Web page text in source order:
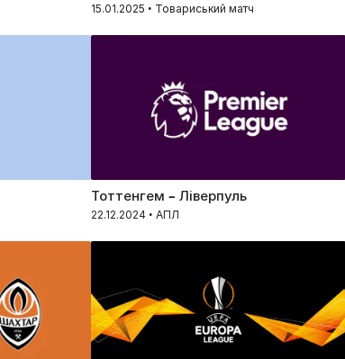
15.01.2025 • Товариський матч
Тоттенгем – Ліверпуль
22.12.2024 • АПЛ